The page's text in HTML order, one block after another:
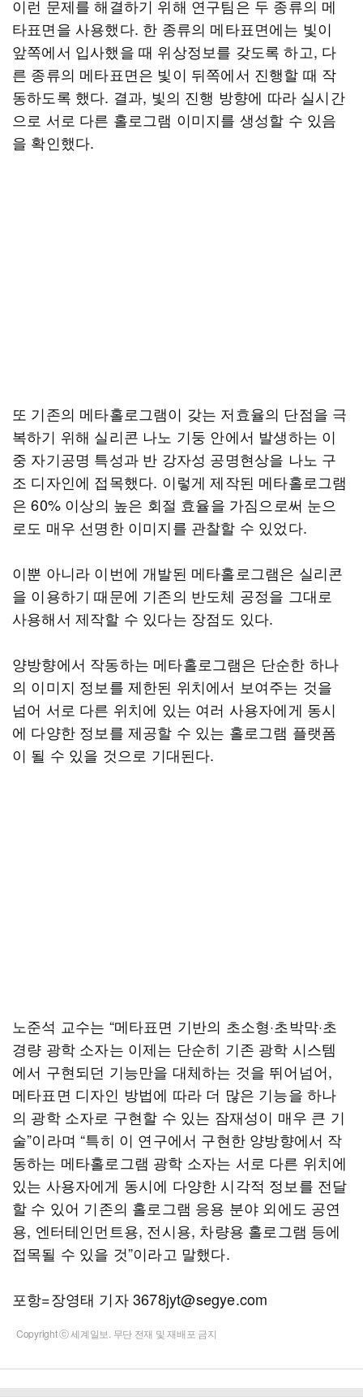
이런 문제를 해결하기 위해 연구팀은 두 종류의 메
타표면을 사용했다. 한 종류의 메타표면에는 빛이
앞쪽에서 입사했을 때 위상정보를 갖도록 하고, 다
른 종류의 메타표면은 빛이 뒤쪽에서 진행할 때 작
동하도록 했다. 결과, 빛의 진행 방향에 따라 실시간
으로 서로 다른 홀로그램 이미지를 생성할 수 있음
을 확인했다.
또 기존의 메타홀로그램이 갖는 저효율의 단점을 극
복하기 위해 실리콘 나노 기둥 안에서 발생하는 이
중 자기공명 특성과 반 강자성 공명현상을 나노 구
조 디자인에 접목했다. 이렇게 제작된 메타홀로그램
은 60% 이상의 높은 회절 효율을 가짐으로써 눈으
로도 매우 선명한 이미지를 관찰할 수 있었다.
이뿐 아니라 이번에 개발된 메타홀로그램은 실리콘
을 이용하기 때문에 기존의 반도체 공정을 그대로
사용해서 제작할 수 있다는 장점도 있다.
양방향에서 작동하는 메타홀로그램은 단순한 하나
의 이미지 정보를 제한된 위치에서 보여주는 것을
넘어 서로 다른 위치에 있는 여러 사용자에게 동시
에 다양한 정보를 제공할 수 있는 홀로그램 플랫폼
이 될 수 있을 것으로 기대된다.
노준석 교수는 “메타표면 기반의 초소형·초박막·초
경량 광학 소자는 이제는 단순히 기존 광학 시스템
에서 구현되던 기능만을 대체하는 것을 뛰어넘어,
메타표면 디자인 방법에 따라 더 많은 기능을 하나
의 광학 소자로 구현할 수 있는 잠재성이 매우 큰 기
술”이라며 “특히 이 연구에서 구현한 양방향에서 작
동하는 메타홀로그램 광학 소자는 서로 다른 위치에
있는 사용자에게 동시에 다양한 시각적 정보를 전달
할 수 있어 기존의 홀로그램 응용 분야 외에도 공연
용, 엔터테인먼트용, 전시용, 차량용 홀로그램 등에
접목될 수 있을 것”이라고 말했다.
포항=장영태 기자 3678jyt@segye.com
Copyright ⓒ 세계일보. 무단 전재 및 재배포 금지